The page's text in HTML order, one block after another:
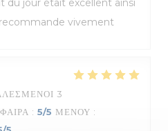
du jour était excellent ainsi
vivement
3
: 5/5 ΜΕΝΟΎ :